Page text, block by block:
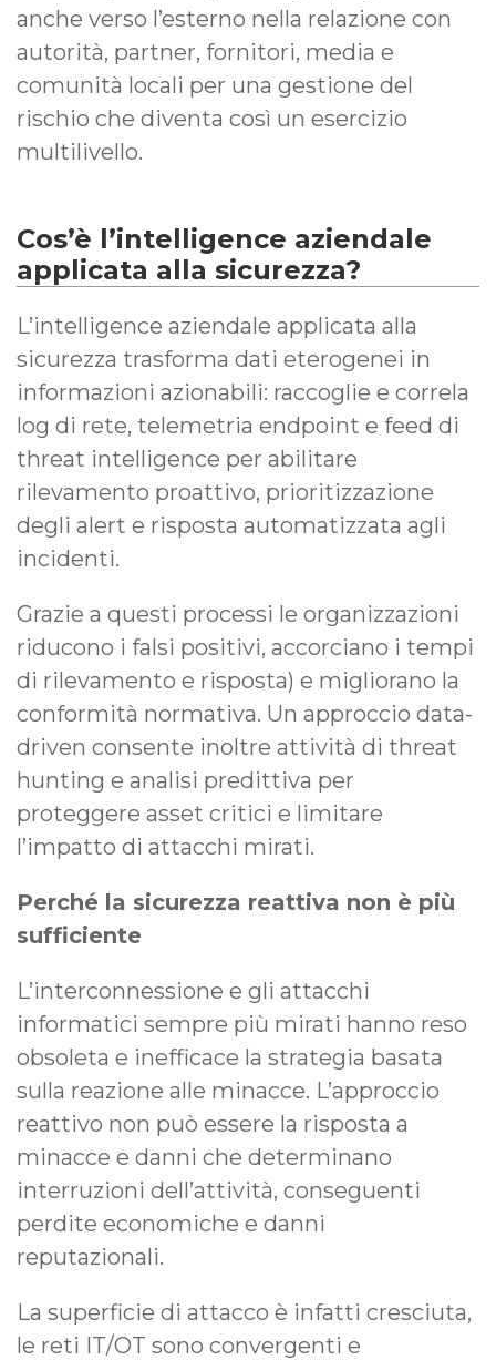
anche verso l’esterno nella relazione con
autorità, partner, fornitori, media e
comunità locali per una gestione del
rischio che diventa così un esercizio
multilivello.
Cos’è l’intelligence aziendale
applicata alla sicurezza?
L’intelligence aziendale applicata alla
sicurezza trasforma dati eterogenei in
informazioni azionabili: raccoglie e correla
log di rete, telemetria endpoint e feed di
threat intelligence per abilitare
rilevamento proattivo, prioritizzazione
degli alert e risposta automatizzata agli
incidenti.
Grazie a questi processi le organizzazioni
riducono i falsi positivi, accorciano i tempi
di rilevamento e risposta) e migliorano la
conformità normativa. Un approccio data-
driven consente inoltre attività di threat
hunting e analisi predittiva per
proteggere asset critici e limitare
l’impatto di attacchi mirati.
Perché la sicurezza reattiva non è più
sufficiente
L’interconnessione e gli attacchi
informatici sempre più mirati hanno reso
obsoleta e inefficace la strategia basata
sulla reazione alle minacce. L’approccio
reattivo non può essere la risposta a
minacce e danni che determinano
interruzioni dell’attività, conseguenti
perdite economiche e danni
reputazionali.
La superficie di attacco è infatti cresciuta,
le reti IT/OT sono convergenti e